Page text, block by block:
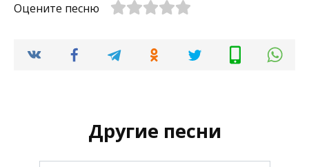
Оцените песню
Другие песни